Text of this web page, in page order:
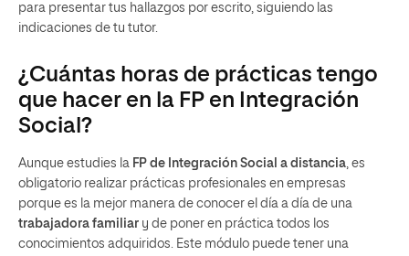
para presentar tus hallazgos por escrito, siguiendo las
indicaciones de tu tutor.
¿Cuántas horas de prácticas tengo
que hacer en la FP en Integración
Social?
Aunque estudies la FP de Integración Social a distancia , es
obligatorio realizar prácticas profesionales en empresas
porque es la mejor manera de conocer el día a día de una
trabajadora familiar y de poner en práctica todos los
conocimientos adquiridos. Este módulo puede tener una